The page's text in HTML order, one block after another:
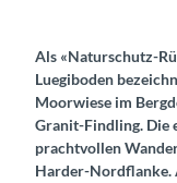
Als «Naturschutz-
Luegiboden
Moorwiese im
Granit-Findling. Die
prachtvollen
Harder-Nordflanke.